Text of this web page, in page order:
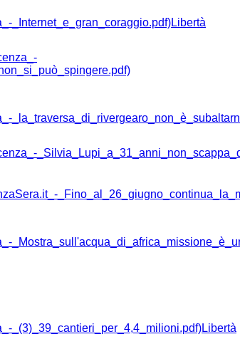
Libertà
Libertà